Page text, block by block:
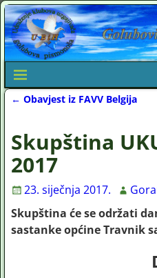
← Obavjest iz FAVV Belgija
Skupština
2017
23. siječnja 2017.
Skupština će se održati
sastanke općine Travnik